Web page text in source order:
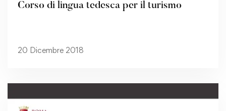
Corso di lingua tedesca per il turismo
20 Dicembre 2018